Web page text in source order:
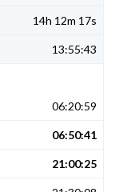
14h 12m 17s
13:55:43
06:20:59
06:50:41
21:00:25